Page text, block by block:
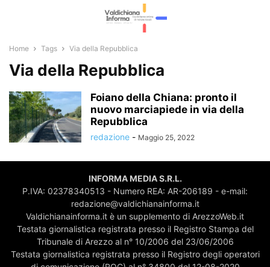
Home Tags Via della Repubblica
Via della Repubblica
Foiano della Chiana: pronto il
nuovo marciapiede in via della
Repubblica
redazione - Maggio 25, 2022
INFORMA MEDIA S.R.L.
P.IVA: 02378340513 - Numero REA: AR-206189 - e-mail:
redazione@valdichianainforma.it
Valdichianainforma.it è un supplemento di ArezzoWeb.it
Testata giornalistica registrata presso il Registro Stampa del
Tribunale di Arezzo al n° 10/2006 del 23/06/2006
Testata giornalistica registrata presso il Registro degli operatori